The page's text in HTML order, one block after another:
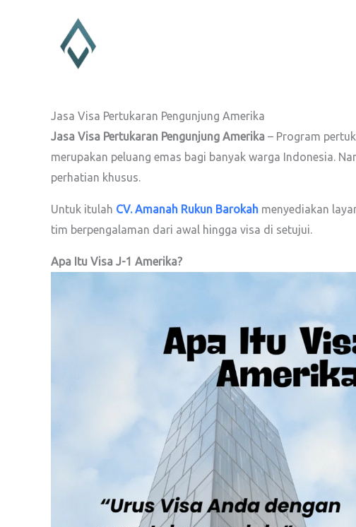
Jasa Visa Pertukaran Pengunjung Amerika
Jasa Visa Pertukaran Pengunjung Amerika – Program
merupakan peluang emas bagi banyak warga Indonesia.
perhatian khusus.
Untuk itulah CV. Amanah Rukun Barokah menyediakan
tim berpengalaman dari awal hingga visa di setujui.
Apa Itu Visa J-1 Amerika?